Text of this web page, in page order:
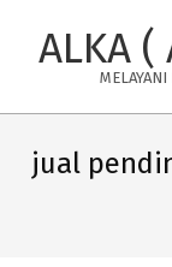
ALKA (
Navigation
Menu
jual